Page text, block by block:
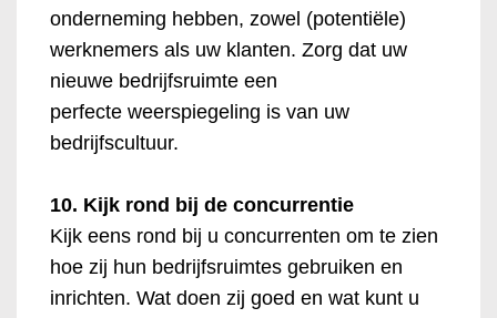
onderneming hebben, zowel (potentiële)
werknemers als uw klanten. Zorg dat uw
nieuwe bedrijfsruimte een
perfecte weerspiegeling is van uw
bedrijfscultuur.
10. Kijk rond bij de concurrentie
Kijk eens rond bij u concurrenten om te zien
hoe zij hun bedrijfsruimtes gebruiken en
inrichten. Wat doen zij goed en wat kunt u